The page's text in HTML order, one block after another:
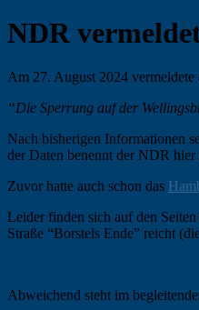
NDR
Am 27. August 2024 vermeldete
“Die Sperrung auf der
Nach bisherigen Informationen
der Daten benennt der NDR hier
Zuvor hatte auch schon das
Leider finden sich auf den Seiten
Straße “Borstels Ende” reicht
Abweichend steht im